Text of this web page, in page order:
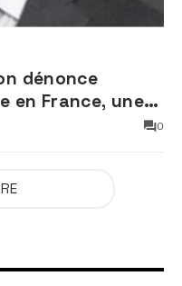
dénonce
en France, une
0